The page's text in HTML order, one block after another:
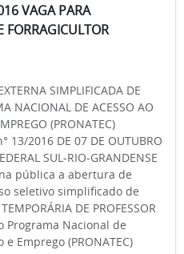
VAGA PARA
FORRAGICULTOR
SIMPLIFICADA DE
NACIONAL DE ACESSO AO
(PRONATEC)
13/2016 DE 07 DE OUTUBRO
SUL-RIO-GRANDENSE
pública a abertura de
seletivo simplificado de
DE PROFESSOR
Programa Nacional de
Emprego (PRONATEC)